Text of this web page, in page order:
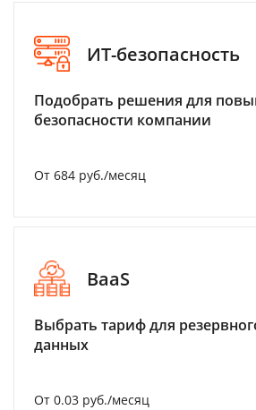
ИТ-безопасность
Подобрать решения для
безопасности компании
От 684 руб./месяц
BaaS
Выбрать тариф для
данных
От 0.03 руб./месяц